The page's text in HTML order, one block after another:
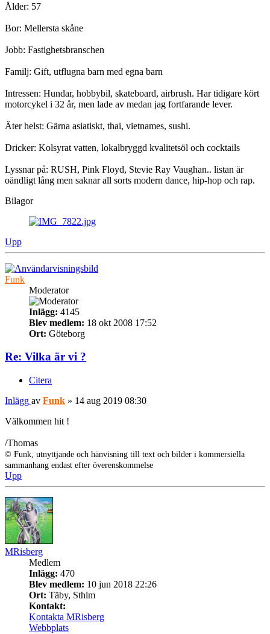
Ålder: 57
Bor: Mellersta skåne
Jobb: Fastighetsbranschen
Familj: Gift, utflugna barn med egna barn
Intressen: Hundar, hobbybil, skateboard, airbrush. Har tidigare kört
motorcykel i 32 år, men lade av medan jag fortfarande lever.
Äter helst: Gärna asiatiskt, thai, vietnames, sushi.
Dricker: Kolsyrat vatten, lokalbryggd kvalitetsöl och cocktails
Lyssnar på: RUSH, Pink Floyd, Stevie Ray Vaughan.. listan är
oändligt lång men saknar all sorts modern dance, hip-hop och rap.
Bilagor
Upp
Funk
Moderator
Inlägg: 4145
Blev medlem: 18 okt 2008 17:52
Ort: Göteborg
Re: Vilka är vi ?
Citera
Inlägg av Funk » 14 aug 2019 08:30
Välkommen hit !
/Thomas
© Funk, utnyttjande och hänvisning till text och bilder i kommersiella
sammanhang endast efter överenskommelse
Upp
MRisberg
Medlem
Inlägg: 470
Blev medlem: 10 jun 2018 22:26
Ort: Täby, Sthlm
Kontakt:
Kontakta MRisberg
Webbplats